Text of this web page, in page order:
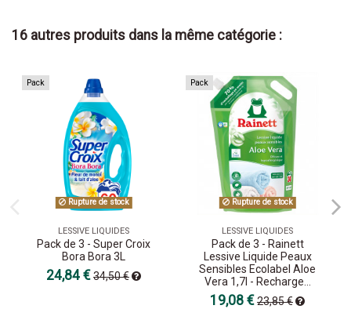
16 autres produits dans la même catégorie :
Pack
Rupture de stock
LESSIVE LIQUIDES
Pack de 3 - Super Croix
Bora Bora 3L
24,84 €34,50 €
Pack
Rupture de stock
LESSIVE LIQUIDES
Pack de 3 - Rainett
Lessive Liquide Peaux
Sensibles Ecolabel Aloe
Vera 1,7l - Recharge...
19,08 €23,85 €